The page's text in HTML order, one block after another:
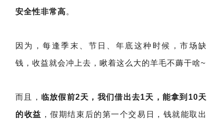
安全性非常高。
因为，每逢季末、节日、年底这种时候，市场缺
钱，收益就会冲上去，瞅着这么大的羊毛不薅干啥~
而且， 临放假前2天，我们借出去1天，能拿到10天
的收益 ，假期结束后的第一个交易日，钱就能取出